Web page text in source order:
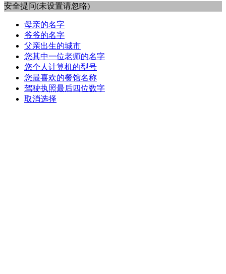
安全提问(未设置请忽略)
母亲的名字
爷爷的名字
父亲出生的城市
您其中一位老师的名字
您个人计算机的型号
您最喜欢的餐馆名称
驾驶执照最后四位数字
取消选择